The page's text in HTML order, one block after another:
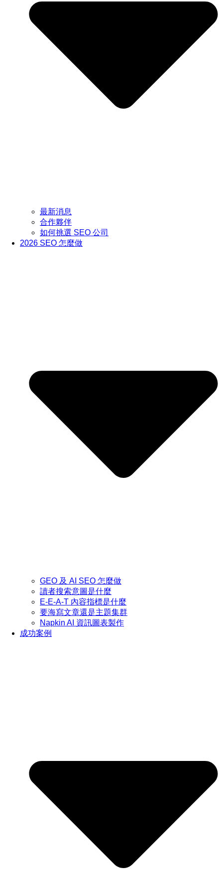
最新消息
合作夥伴
如何挑選 SEO 公司
2026 SEO 怎麼做
GEO 及 AI SEO 怎麼做
讀者搜索意圖是什麼
E-E-A-T 內容指標是什麼
要海寫文章還是主題集群
Napkin AI 資訊圖表製作
成功案例